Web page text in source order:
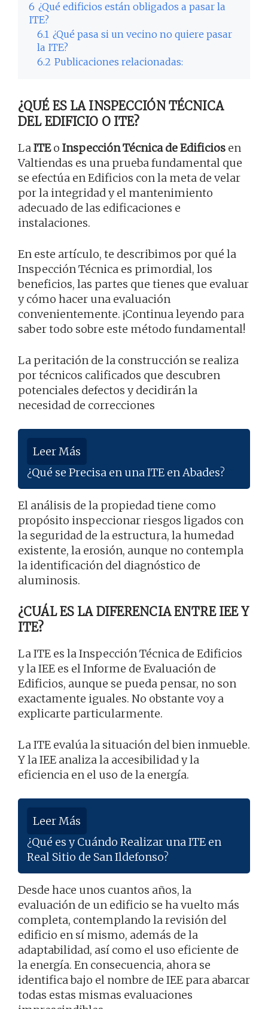
6 ¿Qué edificios están obligados a pasar la
ITE?
6.1 ¿Qué pasa si un vecino no quiere pasar
la ITE?
6.2 Publicaciones relacionadas:
¿QUÉ ES LA INSPECCIÓN TÉCNICA
DEL EDIFICIO O ITE?
LaITEo Inspección Técnica de Edificios en
Valtiendas es una prueba fundamental que
se efectúa en Edificios con la meta de velar
por la integridad y el mantenimiento
adecuado de las edificaciones e
instalaciones.
En este artículo, te describimos por qué la
Inspección Técnica es primordial, los
beneficios, las partes que tienes que evaluar
y cómo hacer una evaluación
convenientemente. ¡Continua leyendo para
saber todo sobre este método fundamental!
La peritación de la construcción se realiza
por técnicos calificados que descubren
potenciales defectos y decidirán la
necesidad de correcciones
Leer Más
¿Qué se Precisa en una ITE en Abades?
El análisis de la propiedad tiene como
propósito inspeccionar riesgos ligados con
la seguridad de la estructura, la humedad
existente, la erosión, aunque no contempla
la identificación del diagnóstico de
aluminosis.
¿CUÁL ES LA DIFERENCIA ENTRE IEE Y
ITE?
La ITE es la Inspección Técnica de Edificios
y la IEE es el Informe de Evaluación de
Edificios, aunque se pueda pensar, no son
exactamente iguales. No obstante voy a
explicarte particularmente.
La ITE evalúa la situación del bien inmueble.
Y la IEE analiza la accesibilidad y la
eficiencia en el uso de la energía.
Leer Más
¿Qué es y Cuándo Realizar una ITE en
Real Sitio de San Ildefonso?
Desde hace unos cuantos años, la
evaluación de un edificio se ha vuelto más
completa, contemplando la revisión del
edificio en sí mismo, además de la
adaptabilidad, así como el uso eficiente de
la energía. En consecuencia, ahora se
identifica bajo el nombre de IEE para abarcar
todas estas mismas evaluaciones